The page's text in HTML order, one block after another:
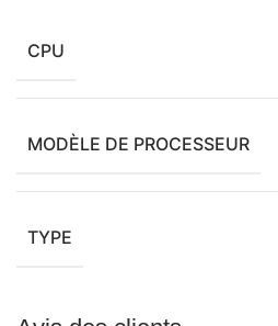
CPU
MODÈLE DE PROCESSEUR
TYPE